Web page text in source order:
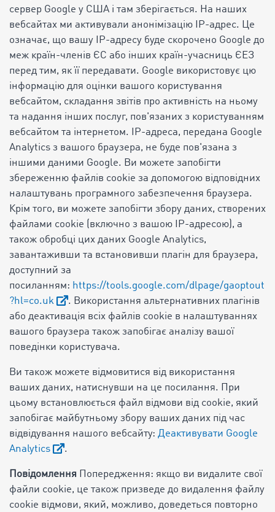
сервер Google у США і там зберігається. На наших
вебсайтах ми активували анонімізацію IP-адрес. Це
означає, що вашу IP-адресу буде скорочено Google до
меж країн-членів ЄС або інших країн-учасниць ЄЕЗ
перед тим, як її передавати. Google використовує цю
інформацію для оцінки вашого користування
вебсайтом, складання звітів про активність на ньому
та надання інших послуг, пов'язаних з користуванням
вебсайтом та інтернетом. IP-адреса, передана Google
Analytics з вашого браузера, не буде пов'язана з
іншими даними Google. Ви можете запобігти
збереженню файлів cookie за допомогою відповідних
налаштувань програмного забезпечення браузера.
Крім того, ви можете запобігти збору даних, створених
файлами cookie (включно з вашою IP-адресою), а
також обробці цих даних Google Analytics,
завантаживши та встановивши плагін для браузера,
доступний за
посиланням: https://tools.google.com/dlpage/gaoptout
?hl=co.uk
. Використання альтернативних плагінів
або деактивація всіх файлів cookie в налаштуваннях
вашого браузера також запобігає аналізу вашої
поведінки користувача.
Ви також можете відмовитися від використання
ваших даних, натиснувши на це посилання. При
цьому встановлюється файл відмови від cookie, який
запобігає майбутньому збору ваших даних під час
відвідування нашого вебсайту: Деактивувати Google
Analytics
.
Повідомлення Попередження: якщо ви видалите свої
файли cookie, це також призведе до видалення файлу
cookie відмови, який, можливо, доведеться повторно